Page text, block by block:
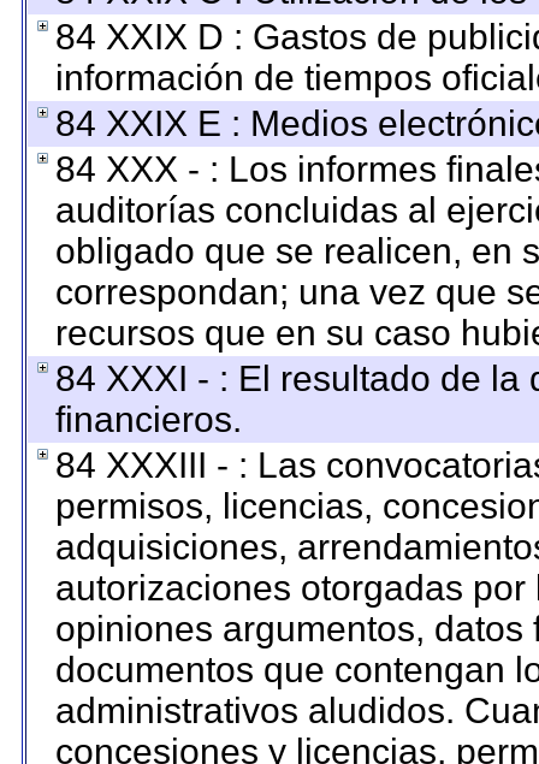
84 XXIX D : Gastos de
información de tiempos
84 XXIX E : Medios
84 XXX - : Los informes
auditorías concluidas al
obligado que se realicen, en
correspondan; una vez que
recursos que en su caso
84 XXXI - : El resultado de
financieros.
84 XXXIII - : Las
permisos, licencias,
adquisiciones,
autorizaciones otorgadas
opiniones argumentos,
documentos que contengan
administrativos aludidos.
concesiones y licencias,